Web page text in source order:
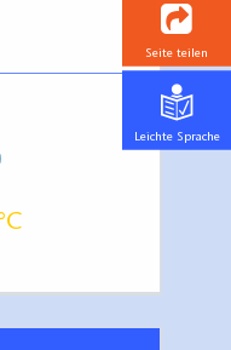
Seite teilen
Leichte Sprache